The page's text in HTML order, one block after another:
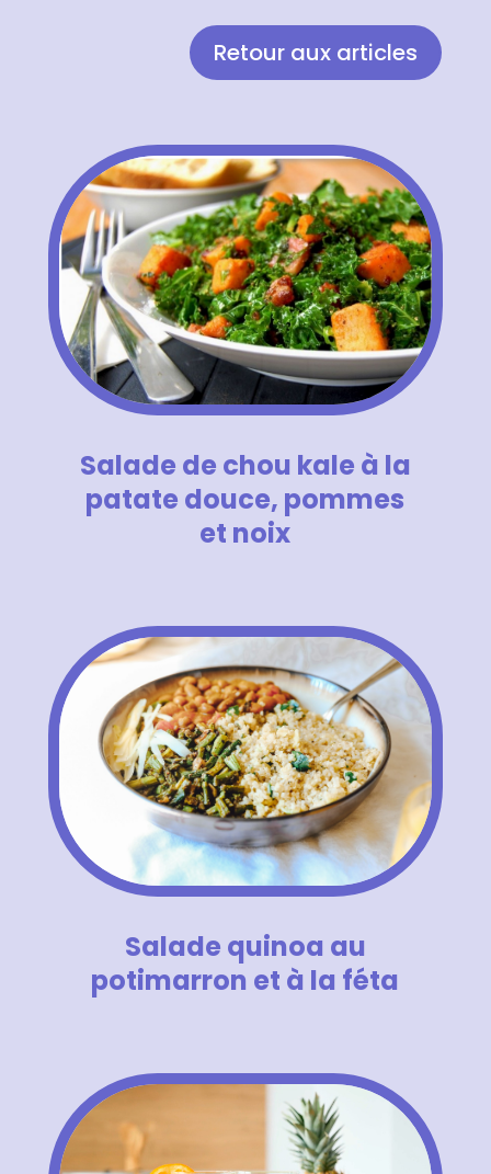
Retour aux articles
Salade de chou kale à la
patate douce, pommes
et noix
Salade quinoa au
potimarron et à la féta